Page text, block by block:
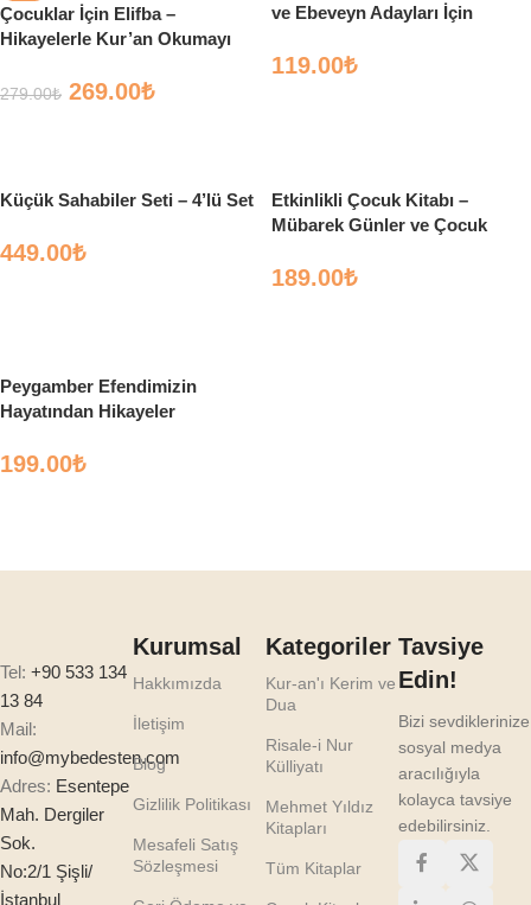
Çocuklar İçin Elifba –
Hikayelerle Kur’an Okumayı
279.00₺ 269.00₺
ve Ebeveyn Adayları İçin
119.00₺
Küçük Sahabiler Seti – 4’lü Set
449.00₺
Etkinlikli Çocuk Kitabı –
Mübarek Günler ve Çocuk
189.00₺
Peygamber Efendimizin
Hayatından Hikayeler
199.00₺
Tel: +90 533 134
13 84
Mail:
info@mybedesten.com
Adres: Esentepe
Mah. Dergiler
Sok.
No:2/1 Şişli/
İstanbul
Kurumsal
Hakkımızda
İletişim
Blog
Gizlilik Politikası
Mesafeli Satış
Sözleşmesi
Kategoriler
Kur-an'ı Kerim ve
Dua
Risale-i Nur
Külliyatı
Mehmet Yıldız
Kitapları
Tüm Kitaplar
Tavsiye
Edin!
Bizi sevdiklerinize
sosyal medya
aracılığıyla
kolayca tavsiye
edebilirsiniz.